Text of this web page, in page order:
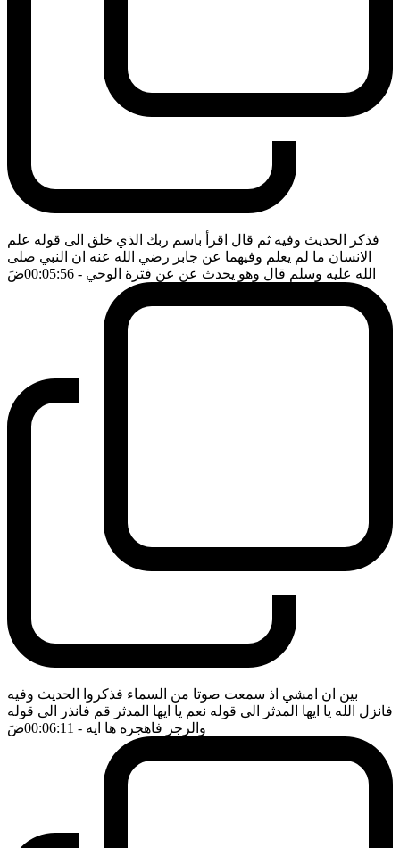
فذكر الحديث وفيه ثم قال اقرأ باسم ربك الذي خلق الى قوله علم
الانسان ما لم يعلم وفيهما عن جابر رضي الله عنه ان النبي صلى
الله عليه وسلم قال وهو يحدث عن عن فترة الوحي - 00:05:56 ضَ
بين ان امشي اذ سمعت صوتا من السماء فذكروا الحديث وفيه
فانزل الله يا ايها المدثر الى قوله نعم يا ايها المدثر قم فانذر الى قوله
والرجز فاهجره ها ايه - 00:06:11 ضَ